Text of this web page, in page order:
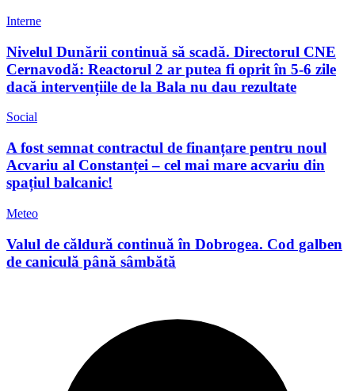
Interne
Nivelul Dunării continuă să scadă. Directorul CNE
Cernavodă: Reactorul 2 ar putea fi oprit în 5-6 zile
dacă intervențiile de la Bala nu dau rezultate
Social
A fost semnat contractul de finanțare pentru noul
Acvariu al Constanței – cel mai mare acvariu din
spațiul balcanic!
Meteo
Valul de căldură continuă în Dobrogea. Cod galben
de caniculă până sâmbătă